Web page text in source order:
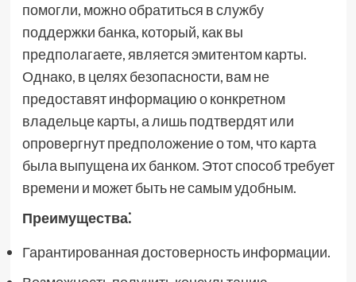
помогли, можно обратиться в службу
поддержки банка, который, как вы
предполагаете, является эмитентом карты.
Однако, в целях безопасности, вам не
предоставят информацию о конкретном
владельце карты, а лишь подтвердят или
опровергнут предположение о том, что карта
была выпущена их банком. Этот способ требует
времени и может быть не самым удобным.
Преимущества⁚
Гарантированная достоверность информации.